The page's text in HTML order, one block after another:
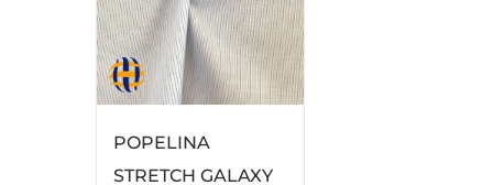
POPELINA
STRETCH GALAXY